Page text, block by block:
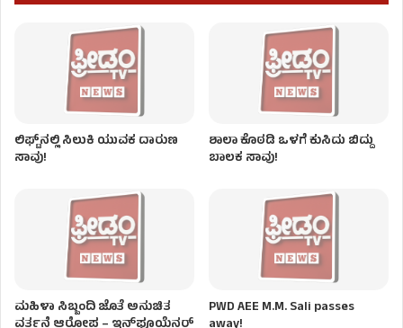
ಲಿಫ್ಟ್​​​ನಲ್ಲಿ ಸಿಲುಕಿ ಯುವಕ ದಾರುಣ
ಸಾವು!
ಶಾಲಾ ಕೊಠಡಿ ಒಳಗೆ ಕುಸಿದು ಬಿದ್ದು
ಬಾಲಕ ಸಾವು!
ಮಹಿಳಾ ಸಿಬ್ಬಂದಿ ಜೊತೆ ಅನುಚಿತ
PWD AEE M.M. Sali passes